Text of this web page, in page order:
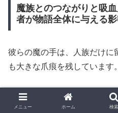
魔族とのつながりと吸
者が物語全体に与える
彼らの魔の手は、人族だけに
も大きな爪痕を残しています。
作中で特に重要な鍵を握るの
り、そして 吸血鬼勢力との関係
メニュー ホーム 検索